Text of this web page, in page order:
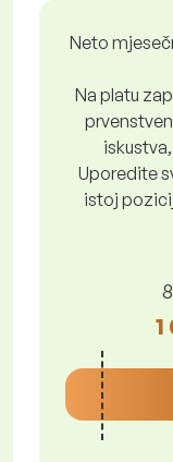
Neto
Na platu
Uporedite
istoj
1